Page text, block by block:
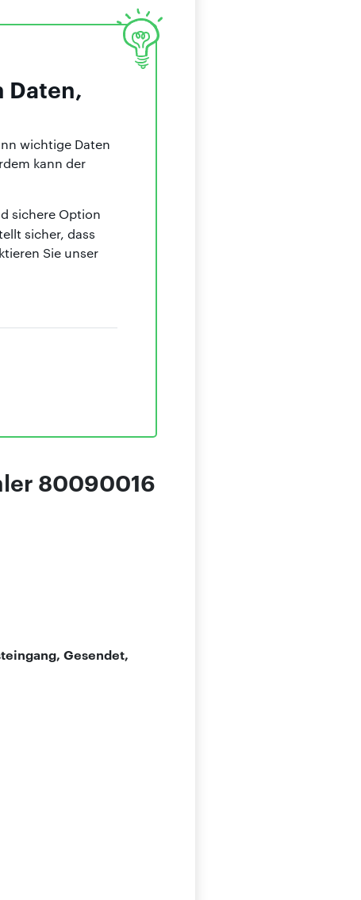
Daten,
wichtige Daten
kann der
sichere Option
sicher, dass
Sie unser
80090016
Gesendet,